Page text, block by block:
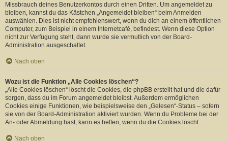
Missbrauch deines Benutzerkontos durch einen Dritten. Um angemeldet zu
bleiben, kannst du das Kästchen „Angemeldet bleiben“ beim Anmelden
auswählen. Dies ist nicht empfehlenswert, wenn du dich an einem öffentlichen
Computer, zum Beispiel in einem Internetcafé, befindest. Wenn diese Option
nicht zur Verfügung steht, dann wurde sie vermutlich von der Board-
Administration ausgeschaltet.
Nach oben
Wozu ist die Funktion „Alle Cookies löschen“?
„Alle Cookies löschen“ löscht die Cookies, die phpBB erstellt hat und die dafür
sorgen, dass du im Forum angemeldet bleibst. Außerdem ermöglichen
Cookies einige Funktionen, wie beispielsweise den „Gelesen“-Status – sofern
sie von der Board-Administration aktiviert wurden. Wenn du Probleme bei der
An- oder Abmeldung hast, kann es helfen, wenn du die Cookies löscht.
Nach oben